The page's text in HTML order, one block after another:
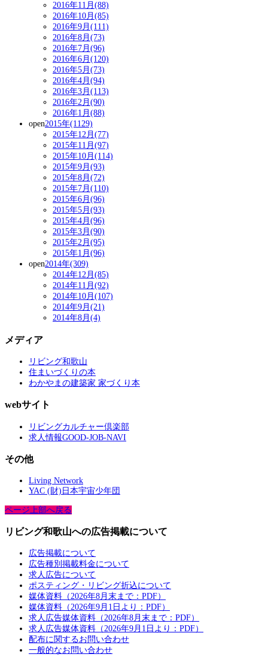
2016年11月(88)
2016年10月(85)
2016年9月(111)
2016年8月(73)
2016年7月(96)
2016年6月(120)
2016年5月(73)
2016年4月(94)
2016年3月(113)
2016年2月(90)
2016年1月(88)
open2015年(1129)
2015年12月(77)
2015年11月(97)
2015年10月(114)
2015年9月(93)
2015年8月(72)
2015年7月(110)
2015年6月(96)
2015年5月(93)
2015年4月(96)
2015年3月(90)
2015年2月(95)
2015年1月(96)
open2014年(309)
2014年12月(85)
2014年11月(92)
2014年10月(107)
2014年9月(21)
2014年8月(4)
メディア
リビング和歌山
住まいづくりの本
わかやまの建築家 家づくり本
webサイト
リビングカルチャー倶楽部
求人情報GOOD-JOB-NAVI
その他
Living Network
YAC (財)日本宇宙少年団
ページ上部へ戻る
リビング和歌山への広告掲載について
広告掲載について
広告種別掲載料金について
求人広告について
ポスティング・リビング折込について
媒体資料（2026年8月末まで：PDF）
媒体資料（2026年9月1日より：PDF）
求人広告媒体資料（2026年8月末まで：PDF）
求人広告媒体資料（2026年9月1日より：PDF）
配布に関するお問い合わせ
一般的なお問い合わせ